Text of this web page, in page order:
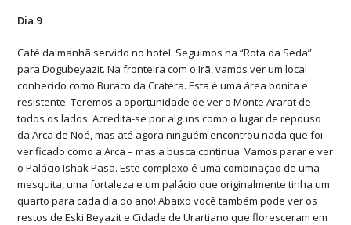
Dia 9
Café da manhã servido no hotel. Seguimos na “Rota da Seda”
para Dogubeyazit. Na fronteira com o Irã, vamos ver um local
conhecido como Buraco da Cratera. Esta é uma área bonita e
resistente. Teremos a oportunidade de ver o Monte Ararat de
todos os lados. Acredita-se por alguns como o lugar de repouso
da Arca de Noé, mas até agora ninguém encontrou nada que foi
verificado como a Arca – mas a busca continua. Vamos parar e ver
o Palácio Ishak Pasa. Este complexo é uma combinação de uma
mesquita, uma fortaleza e um palácio que originalmente tinha um
quarto para cada dia do ano! Abaixo você também pode ver os
restos de Eski Beyazit e Cidade de Urartiano que floresceram em